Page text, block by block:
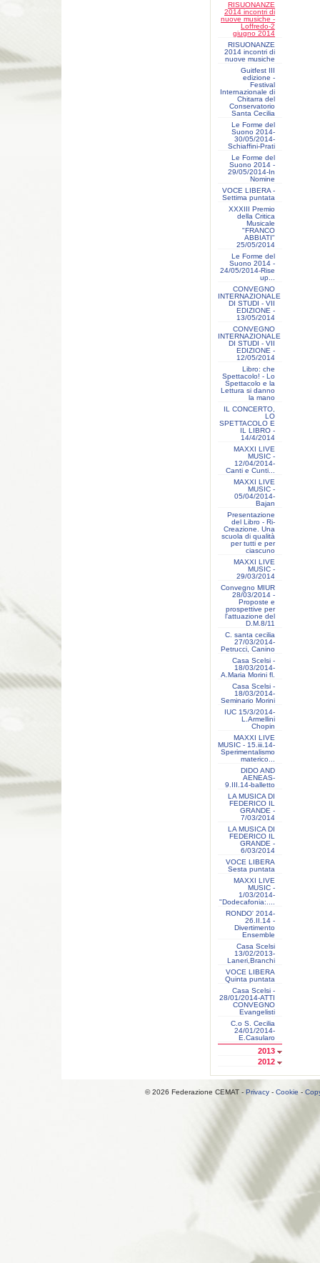
RISUONANZE
2014 incontri di
nuove musiche -
Loffredo-2
giugno 2014
RISUONANZE
2014 incontri di
nuove musiche
Guitfest III
edizione -
Festival
Internazionale di
Chitarra del
Conservatorio
Santa Cecilia
Le Forme del
Suono 2014-
30/05/2014-
Schiaffini-Prati
Le Forme del
Suono 2014 -
29/05/2014-In
Nomine
VOCE LIBERA -
Settima puntata
XXXIII Premio
della Critica
Musicale
"FRANCO
ABBIATI"
25/05/2014
Le Forme del
Suono 2014 -
24/05/2014-Rise
up...
CONVEGNO
INTERNAZIONALE
DI STUDI - VII
EDIZIONE -
13/05/2014
CONVEGNO
INTERNAZIONALE
DI STUDI - VII
EDIZIONE -
12/05/2014
Libro: che
Spettacolo! - Lo
Spettacolo e la
Lettura si danno
la mano
IL CONCERTO,
LO
SPETTACOLO E
IL LIBRO -
14/4/2014
MAXXI LIVE
MUSIC -
12/04/2014-
Canti e Cunti...
MAXXI LIVE
MUSIC -
05/04/2014-
Bajan
Presentazione
del Libro - Ri-
Creazione. Una
scuola di qualità
per tutti e per
ciascuno
MAXXI LIVE
MUSIC -
29/03/2014
Convegno MIUR
28/03/2014 -
Proposte e
prospettive per
l'attuazione del
D.M.8/11
C. santa cecilia
27/03/2014-
Petrucci, Canino
Casa Scelsi -
18/03/2014-
A.Maria Morini fl.
Casa Scelsi -
18/03/2014-
Seminario Morini
IUC 15/3/2014-
L.Armellini
Chopin
MAXXI LIVE
MUSIC - 15.iii.14-
Sperimentalismo
materico...
DIDO AND
AENEAS-
9.III.14-balletto
LA MUSICA DI
FEDERICO IL
GRANDE -
7/03/2014
LA MUSICA DI
FEDERICO IL
GRANDE -
6/03/2014
VOCE LIBERA
Sesta puntata
MAXXI LIVE
MUSIC -
1/03/2014-
"Dodecafonia:....
RONDO' 2014-
26.II.14 -
Divertimento
Ensemble
Casa Scelsi
13/02/2013-
Laneri,Branchi
VOCE LIBERA
Quinta puntata
Casa Scelsi -
28/01/2014-ATTI
CONVEGNO
Evangelisti
C.o S. Cecilia
24/01/2014-
E.Casularo
2013
2012
© 2026 Federazione CEMAT - Privacy - Cookie -